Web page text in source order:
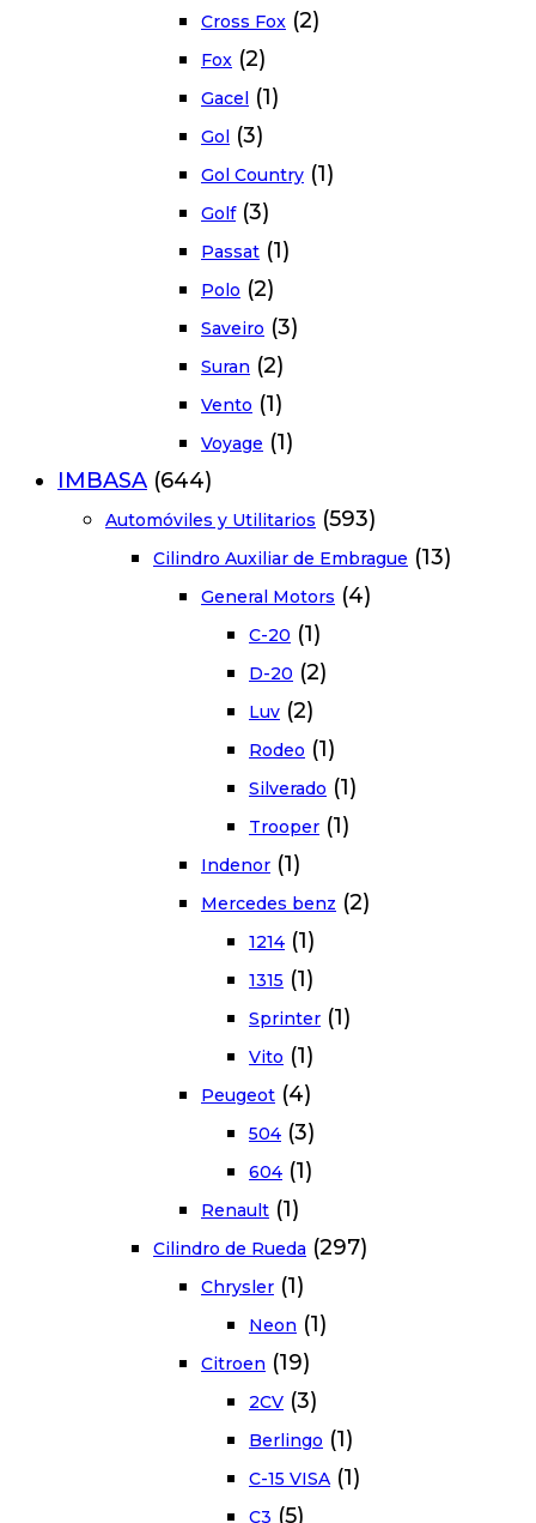
Cross Fox (2)
Fox (2)
Gacel (1)
Gol (3)
Gol Country (1)
Golf (3)
Passat (1)
Polo (2)
Saveiro (3)
Suran (2)
Vento (1)
Voyage (1)
IMBASA (644)
Automóviles y Utilitarios (593)
Cilindro Auxiliar de Embrague (13)
General Motors (4)
C-20 (1)
D-20 (2)
Luv (2)
Rodeo (1)
Silverado (1)
Trooper (1)
Indenor (1)
Mercedes benz (2)
1214 (1)
1315 (1)
Sprinter (1)
Vito (1)
Peugeot (4)
504 (3)
604 (1)
Renault (1)
Cilindro de Rueda (297)
Chrysler (1)
Neon (1)
Citroen (19)
2CV (3)
Berlingo (1)
C-15 VISA (1)
C3 (5)